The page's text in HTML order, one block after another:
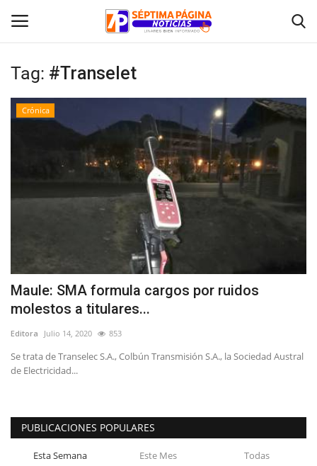
Inicio
Política
Espectáculos
Tag: #Transelet
Crónica
Maule: SMA formula cargos por ruidos
molestos a titulares...
Editora Julio 14, 2020 853
Se trata de Transelec S.A., Colbún Transmisión S.A., la Sociedad Austral
de Electricidad...
PUBLICACIONES POPULARES
Esta Semana Este Mes Todas